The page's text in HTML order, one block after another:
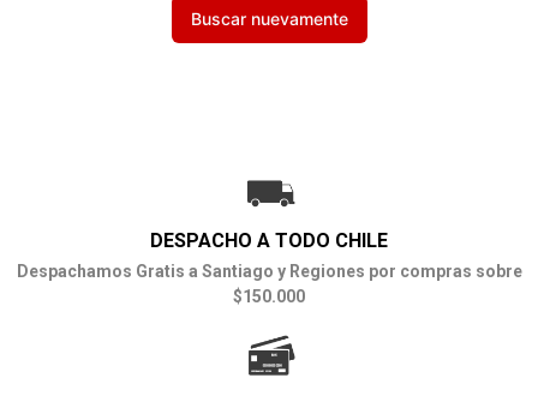
Buscar nuevamente
DESPACHO A TODO CHILE
Despachamos Gratis a Santiago y Regiones por compras sobre
$150.000